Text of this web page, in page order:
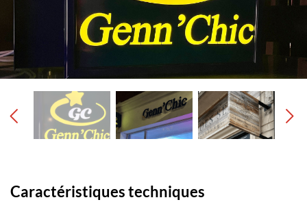
Caractéristiques techniques